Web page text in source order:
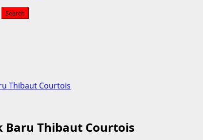
Thibaut Courtois
Thibaut Courtois